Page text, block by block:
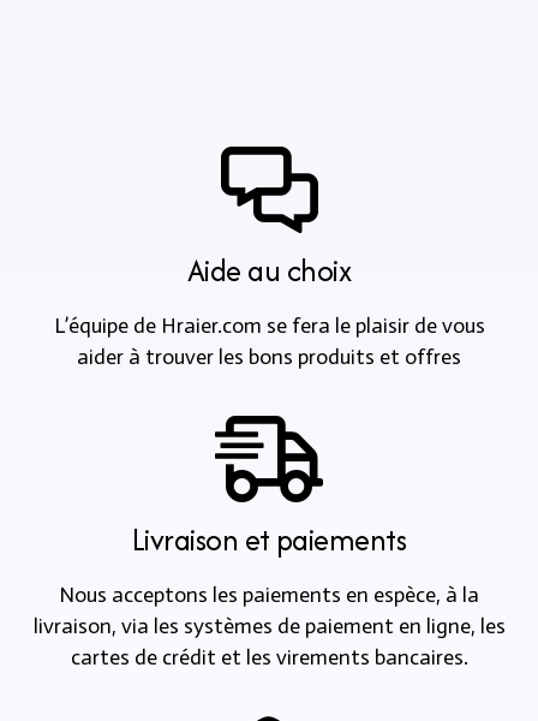
Aide au choix
L’équipe de Hraier.com se fera le plaisir de vous
aider à trouver les bons produits et offres
Livraison et paiements
Nous acceptons les paiements en espèce, à la
livraison, via les systèmes de paiement en ligne, les
cartes de crédit et les virements bancaires.